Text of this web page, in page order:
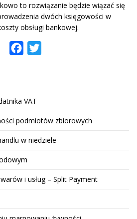
to rozwiązanie będzie wiązać się
dwóch księgowości w
obsługi bankowej.
VAT
podmiotów zbiorowych
w niedziele
i usług – Split Payment